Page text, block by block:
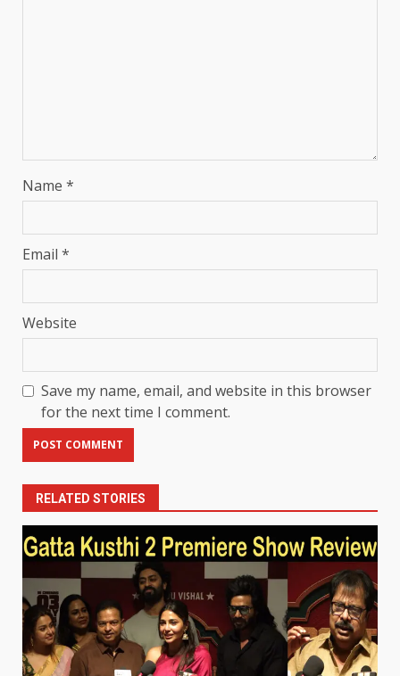
Name *
Email *
Website
Save my name, email, and website in this browser
for the next time I comment.
RELATED STORIES